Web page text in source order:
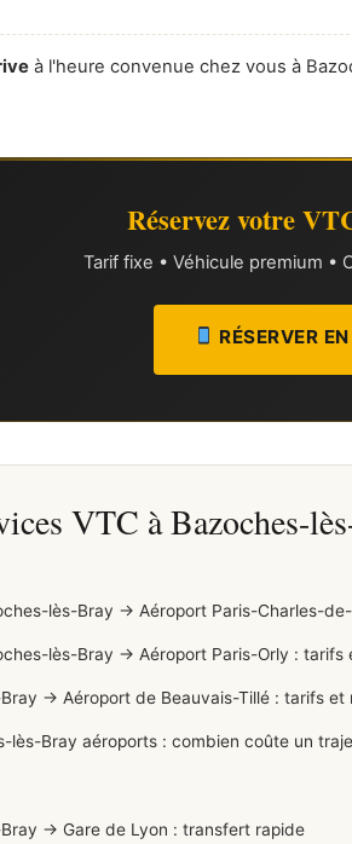
à l'heure convenue chez vous à
Réservez votre
Tarif fixe • Véhicule premium
RÉSERVER
VTC à Bazoches-
lès-Bray → Aéroport Paris-Charles-
lès-Bray → Aéroport Paris-Orly : tarifs
→ Aéroport de Beauvais-Tillé : tarifs et
lès-Bray aéroports : combien coûte un
→ Gare de Lyon : transfert rapide